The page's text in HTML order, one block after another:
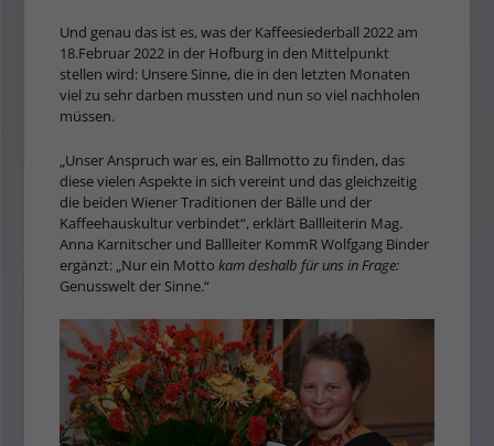
Und genau das ist es, was der Kaffeesiederball 2022 am
18.Februar 2022 in der Hofburg in den Mittelpunkt
stellen wird: Unsere Sinne, die in den letzten Monaten
viel zu sehr darben mussten und nun so viel nachholen
müssen.
„Unser Anspruch war es, ein Ballmotto zu finden, das
diese vielen Aspekte in sich vereint und das gleichzeitig
die beiden Wiener Traditionen der Bälle und der
Kaffeehauskultur verbindet“, erklärt Ballleiterin Mag.
Anna Karnitscher und Ballleiter KommR Wolfgang Binder
ergänzt: „Nur ein Motto kam deshalb für uns in Frage:
Genusswelt der Sinne.“